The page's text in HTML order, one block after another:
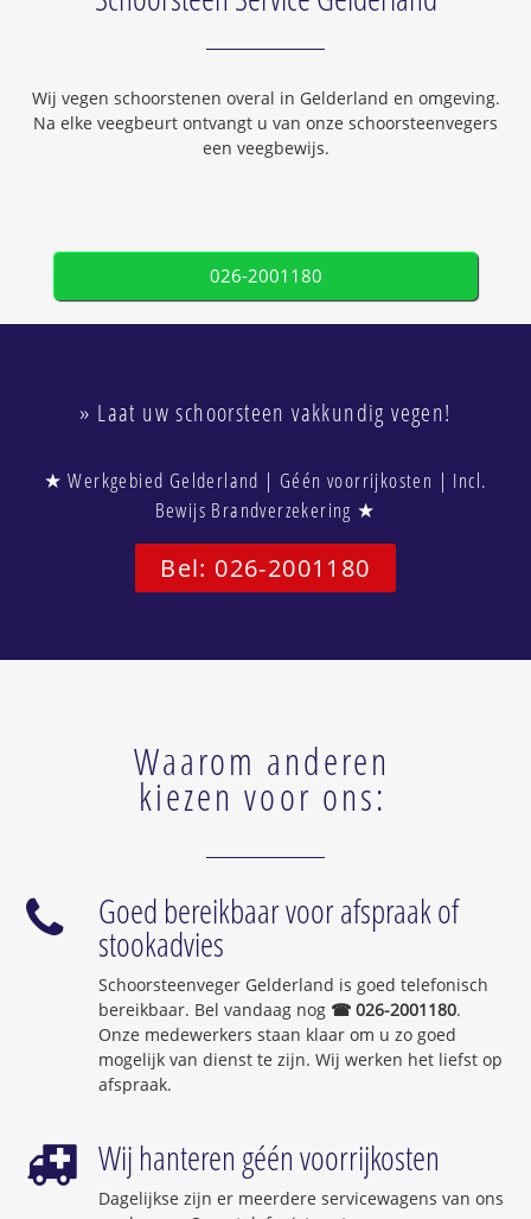
Wij vegen schoorstenen overal in Gelderland en omgeving.
Na elke veegbeurt ontvangt u van onze schoorsteenvegers
een veegbewijs.
026-2001180
» Laat uw schoorsteen vakkundig vegen!
★ Werkgebied Gelderland | Géén voorrijkosten | Incl.
Bewijs Brandverzekering ★
Bel: 026-2001180
Waarom anderen
kiezen voor ons:
Goed bereikbaar voor afspraak of
stookadvies
Schoorsteenveger Gelderland is goed telefonisch
bereikbaar. Bel vandaag nog ☎ 026-2001180.
Onze medewerkers staan klaar om u zo goed
mogelijk van dienst te zijn. Wij werken het liefst op
afspraak.
Wij hanteren géén voorrijkosten
Dagelijkse zijn er meerdere servicewagens van ons